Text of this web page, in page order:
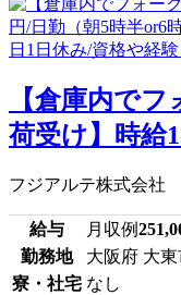
【倉庫内で
荷受け】時給
フジアルテ株式会社
給与 月収例
勤務地
大阪府 大
寮・社宅 なし